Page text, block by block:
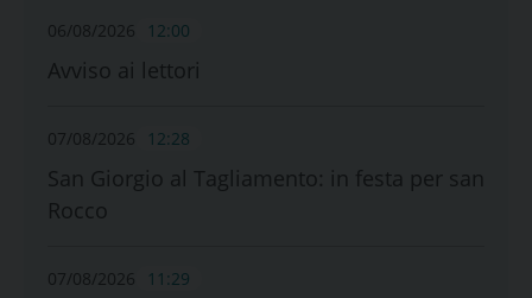
06/08/2026 12:00
Avviso ai lettori
07/08/2026 12:28
San Giorgio al Tagliamento: in festa per san
Rocco
07/08/2026 11:29